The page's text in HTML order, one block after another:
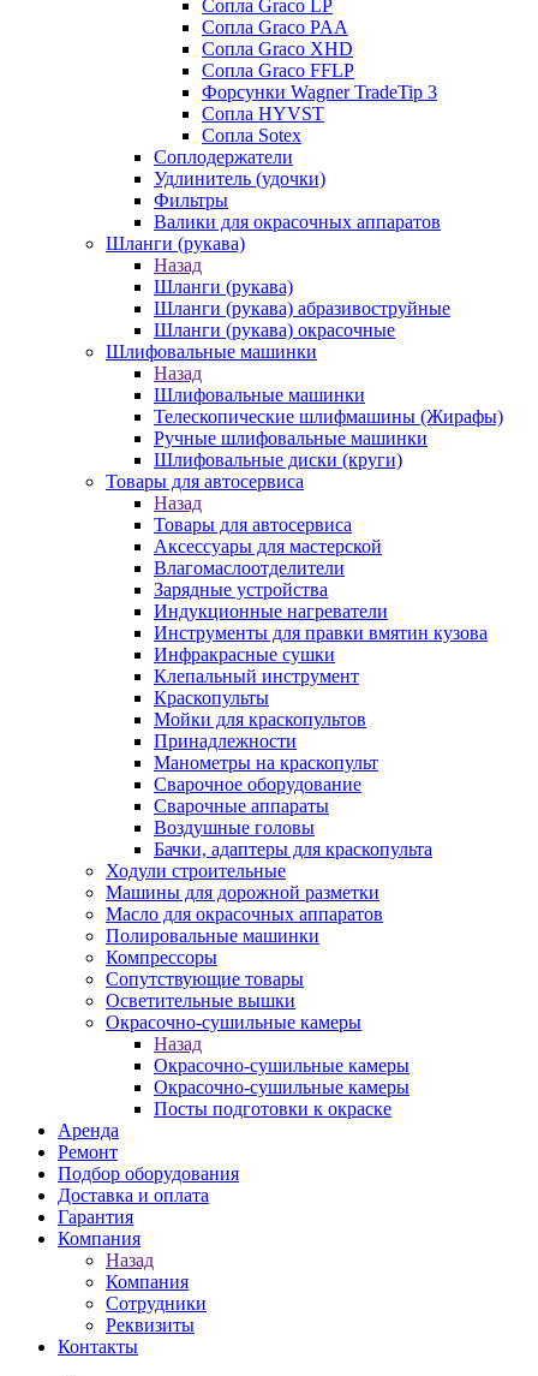
Сопла Graco LP
Сопла Graco PAA
Сопла Graco XHD
Сопла Graco FFLP
Форсунки Wagner TradeTip 3
Сопла HYVST
Сопла Sotex
Соплодержатели
Удлинитель (удочки)
Фильтры
Валики для окрасочных аппаратов
Шланги (рукава)
Назад
Шланги (рукава)
Шланги (рукава) абразивоструйные
Шланги (рукава) окрасочные
Шлифовальные машинки
Назад
Шлифовальные машинки
Телескопические шлифмашины (Жирафы)
Ручные шлифовальные машинки
Шлифовальные диски (круги)
Товары для автосервиса
Назад
Товары для автосервиса
Аксессуары для мастерской
Влагомаслоотделители
Зарядные устройства
Индукционные нагреватели
Инструменты для правки вмятин кузова
Инфракрасные сушки
Клепальный инструмент
Краскопульты
Мойки для краскопультов
Принадлежности
Манометры на краскопульт
Сварочное оборудование
Сварочные аппараты
Воздушные головы
Бачки, адаптеры для краскопульта
Ходули строительные
Машины для дорожной разметки
Масло для окрасочных аппаратов
Полировальные машинки
Компрессоры
Сопутствующие товары
Осветительные вышки
Окрасочно-сушильные камеры
Назад
Окрасочно-сушильные камеры
Окрасочно-сушильные камеры
Посты подготовки к окраске
Аренда
Ремонт
Подбор оборудования
Доставка и оплата
Гарантия
Компания
Назад
Компания
Сотрудники
Реквизиты
Контакты